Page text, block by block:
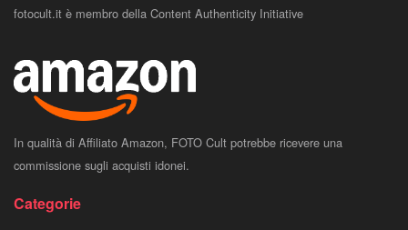
fotocult.it è membro della Content Authenticity Initiative
In qualità di Affiliato Amazon, FOTO Cult potrebbe ricevere una
commissione sugli acquisti idonei.
Categorie